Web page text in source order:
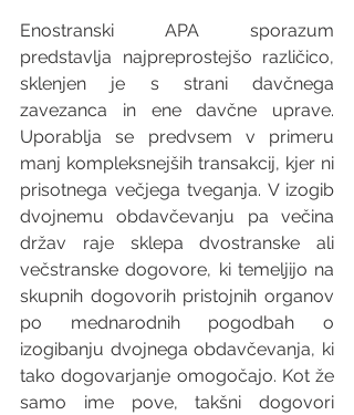
Enostranski APA sporazum
predstavlja najpreprostejšo različico,
sklenjen je s strani davčnega
zavezanca in ene davčne uprave.
Uporablja se predvsem v primeru
manj kompleksnejših transakcij, kjer ni
prisotnega večjega tveganja. V izogib
dvojnemu obdavčevanju pa večina
držav raje sklepa dvostranske ali
večstranske dogovore, ki temeljijo na
skupnih dogovorih pristojnih organov
po mednarodnih pogodbah o
izogibanju dvojnega obdavčevanja, ki
tako dogovarjanje omogočajo. Kot že
samo ime pove, takšni dogovori